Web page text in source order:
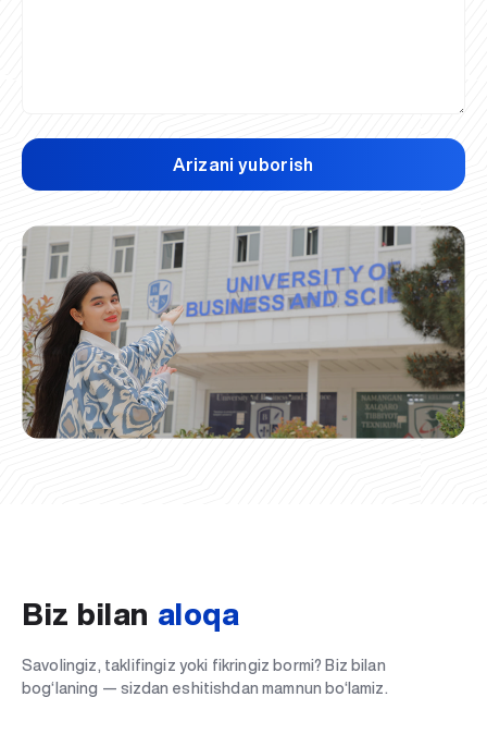
Arizani yuborish
Biz bilan aloqa
Savolingiz, taklifingiz yoki fikringiz bormi? Biz bilan
bog‘laning — sizdan eshitishdan mamnun bo‘lamiz.